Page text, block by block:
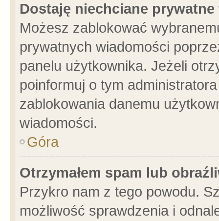
Dostaję niechciane
Możesz zablokować
prywatnych wiadomości
panelu użytkownika. Jeżeli
poinformuj o tym
zablokowania danemu
wiadomości.
Góra
Otrzymałem spam lub
Przykro nam z tego powodu.
możliwość sprawdzenia i